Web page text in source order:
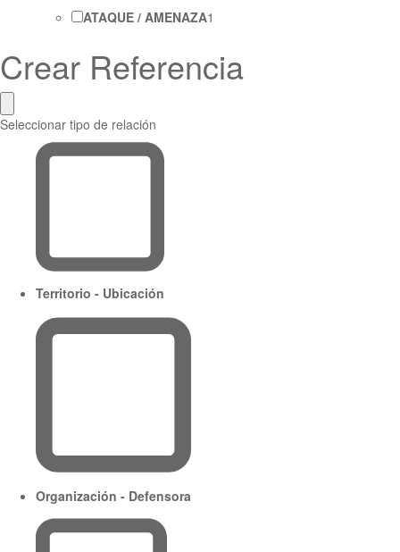
ATAQUE / AMENAZA1
Crear Referencia
Seleccionar tipo de relación
Territorio - Ubicación
Organización - Defensora